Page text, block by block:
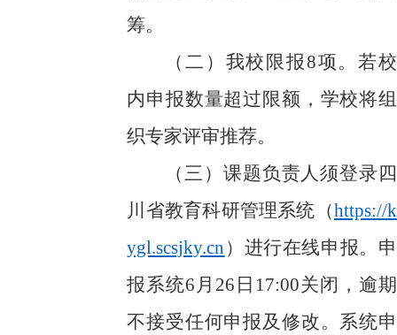
筹。
（二） 我校限报8项。若校
内申报数量超过限额，学校将组
织专家评审推荐。
（三） 课题负责人须登录四
川省教育科研管理系统（https://k
ygl.scsjky.cn ）进行在线申报。申
报系统6 月 26 日 17:00关闭，逾期
不接受任何申报及修改。系统申